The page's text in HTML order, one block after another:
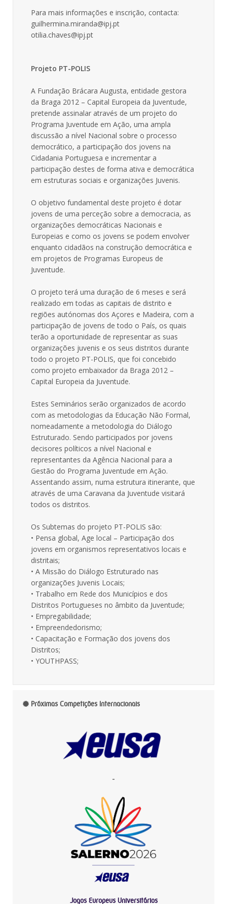
Para mais informações e inscrição, contacta:
guilhermina.miranda@ipj.pt
otilia.chaves@ipj.pt
Projeto PT-POLIS
A Fundação Brácara Augusta, entidade gestora
da Braga 2012 – Capital Europeia da Juventude,
pretende assinalar através de um projeto do
Programa Juventude em Ação, uma ampla
discussão a nível Nacional sobre o processo
democrático, a participação dos jovens na
Cidadania Portuguesa e incrementar a
participação destes de forma ativa e democrática
em estruturas sociais e organizações Juvenis.
O objetivo fundamental deste projeto é dotar
jovens de uma perceção sobre a democracia, as
organizações democráticas Nacionais e
Europeias e como os jovens se podem envolver
enquanto cidadãos na construção democrática e
em projetos de Programas Europeus de
Juventude.
O projeto terá uma duração de 6 meses e será
realizado em todas as capitais de distrito e
regiões autónomas dos Açores e Madeira, com a
participação de jovens de todo o País, os quais
terão a oportunidade de representar as suas
organizações juvenis e os seus distritos durante
todo o projeto PT-POLIS, que foi concebido
como projeto embaixador da Braga 2012 –
Capital Europeia da Juventude.
Estes Seminários serão organizados de acordo
com as metodologias da Educação Não Formal,
nomeadamente a metodologia do Diálogo
Estruturado. Sendo participados por jovens
decisores políticos a nível Nacional e
representantes da Agência Nacional para a
Gestão do Programa Juventude em Ação.
Assentando assim, numa estrutura itinerante, que
através de uma Caravana da Juventude visitará
todos os distritos.
Os Subtemas do projeto PT-POLIS são:
• Pensa global, Age local – Participação dos
jovens em organismos representativos locais e
distritais;
• A Missão do Diálogo Estruturado nas
organizações Juvenis Locais;
• Trabalho em Rede dos Municípios e dos
Distritos Portugueses no âmbito da Juventude;
• Empregabilidade;
• Empreendedorismo;
• Capacitação e Formação dos jovens dos
Distritos;
• YOUTHPASS;
Próximas Competições Internacionais
-
Jogos Europeus Universitários